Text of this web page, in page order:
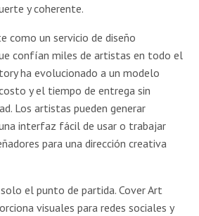
y coherente.
como un servicio de diseño
confían miles de artistas en todo el
ha evolucionado a un modelo
y el tiempo de entrega sin
Los artistas pueden generar
interfaz fácil de usar o trabajar
para una dirección creativa
el punto de partida. Cover Art
visuales para redes sociales y